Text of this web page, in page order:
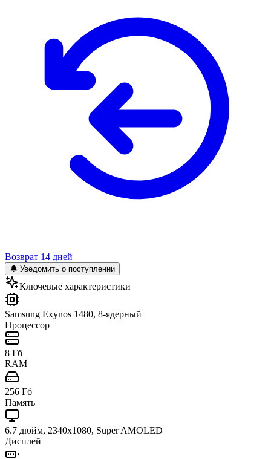
Возврат 14 дней
🔔 Уведомить о поступлении
Ключевые характеристики
Samsung Exynos 1480, 8-ядерный
Процессор
8 Гб
RAM
256 Гб
Память
6.7 дюйм, 2340x1080, Super AMOLED
Дисплей